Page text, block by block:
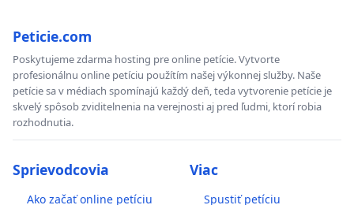
Peticie.com
Poskytujeme zdarma hosting pre online petície. Vytvorte
profesionálnu online petíciu použítím našej výkonnej služby. Naše
petície sa v médiach spomínajú každý deň, teda vytvorenie petície je
skvelý spôsob zviditelnenia na verejnosti aj pred ľudmi, ktorí robia
rozhodnutia.
Sprievodcovia
Ako začať online petíciu
Viac
Spustiť petíciu